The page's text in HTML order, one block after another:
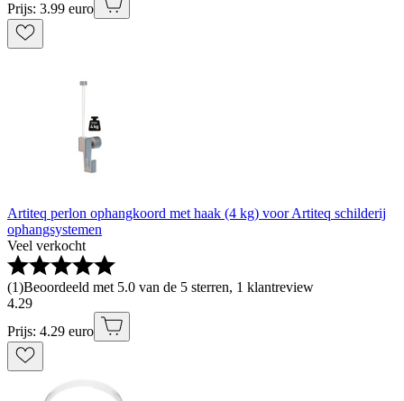
Prijs: 3.99 euro
Artiteq perlon ophangkoord met haak (4 kg) voor Artiteq schilderij
ophangsystemen
Veel verkocht
(1)Beoordeeld met 5.0 van de 5 sterren, 1 klantreview
4.29
Prijs: 4.29 euro